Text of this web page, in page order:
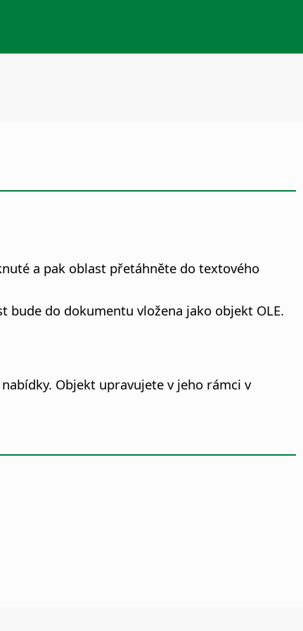
a pak oblast přetáhněte do textového
do dokumentu vložena jako objekt OLE.
Objekt upravujete v jeho rámci v